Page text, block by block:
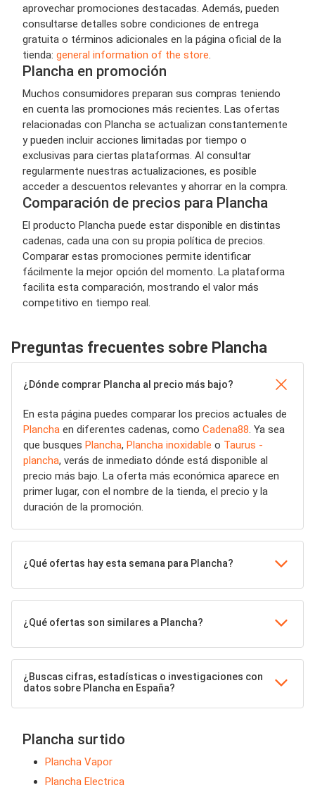
aprovechar promociones destacadas. Además, pueden
consultarse detalles sobre condiciones de entrega
gratuita o términos adicionales en la página oficial de la
tienda: general information of the store
Plancha en promoción
Muchos consumidores preparan sus compras teniendo
en cuenta las promociones más recientes. Las ofertas
relacionadas con Plancha se actualizan constantemente
y pueden incluir acciones limitadas por tiempo o
exclusivas para ciertas plataformas. Al consultar
regularmente nuestras actualizaciones, es posible
acceder a descuentos relevantes y ahorrar en la compra.
Comparación de precios para Plancha
El producto Plancha puede estar disponible en distintas
cadenas, cada una con su propia política de precios.
Comparar estas promociones permite identificar
fácilmente la mejor opción del momento. La plataforma
facilita esta comparación, mostrando el valor más
competitivo en tiempo real.
Preguntas frecuentes sobre Plancha
¿Dónde comprar Plancha al precio más bajo?
En esta página puedes comparar los precios actuales de
Plancha en diferentes cadenas, como Cadena88 . Ya sea
que busques Plancha, Plancha inoxidable o Taurus -
plancha, verás de inmediato dónde está disponible al
precio más bajo. La oferta más económica aparece en
primer lugar, con el nombre de la tienda, el precio y la
duración de la promoción.
¿Qué ofertas hay esta semana para Plancha?
¿Qué ofertas son similares a Plancha?
¿Buscas cifras, estadísticas o investigaciones con
datos sobre Plancha en España?
Plancha surtido
Plancha Vapor
Plancha Electrica